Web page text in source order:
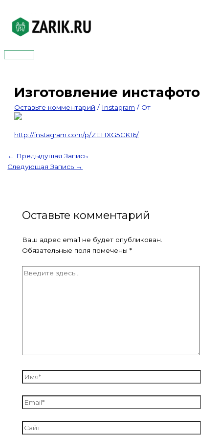
содержимому
Главное
Изготовление инстафото
Оставьте комментарий / Instagram / От
http://instagram.com/p/ZEHXG5CK16/
← Предыдущая Запись
Следующая Запись →
Оставьте комментарий
Ваш адрес email не будет опубликован.
Обязательные поля помечены *
Введите
Имя*
Email*
Сайт